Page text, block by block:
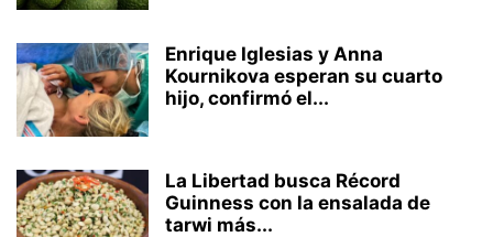
Enrique Iglesias y Anna
Kournikova esperan su cuarto
hijo, confirmó el...
La Libertad busca Récord
Guinness con la ensalada de
tarwi más...